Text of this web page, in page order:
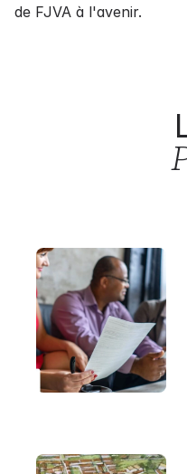
de FJVA à l'avenir.